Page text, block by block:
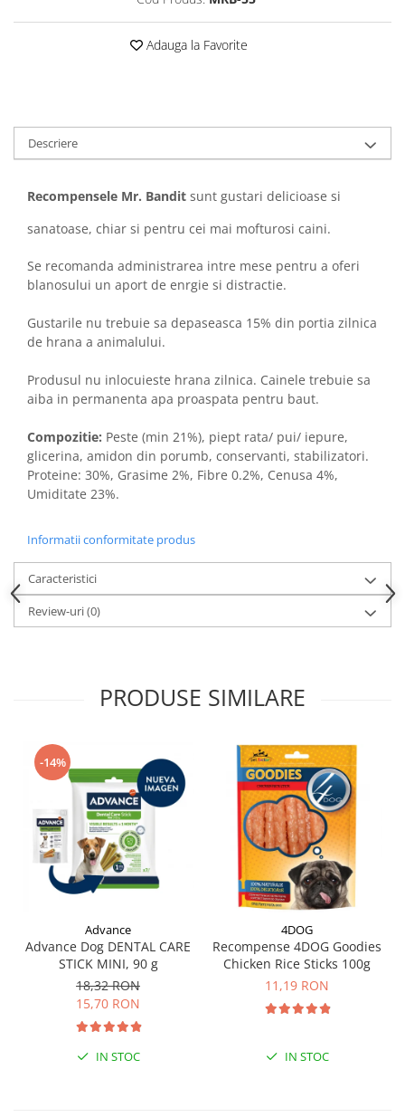
Sampoane si Balsamuri
Servetele Umede
Covorase absorbante
Perii si descalcitoare caini
Custi transport - Pisici
Adauga la Favorite
Descriere
Recompensele Mr. Bandit sunt gustari delicioase si
sanatoase, chiar si pentru cei mai mofturosi caini.
Se recomanda administrarea intre mese pentru a oferi
blanosului un aport de enrgie si distractie.
Gustarile nu trebuie sa depaseasca 15% din portia zilnica
de hrana a animalului.
Produsul nu inlocuieste hrana zilnica. Cainele trebuie sa
aiba in permanenta apa proaspata pentru baut.
Compozitie: Peste (min 21%), piept rata/ pui/ iepure,
glicerina, amidon din porumb, conservanti, stabilizatori.
Proteine: 30%, Grasime 2%, Fibre 0.2%, Cenusa 4%,
Umiditate 23%.
Informatii conformitate produs
Caracteristici
Review-uri(0)
PRODUSE SIMILARE
-14%
Advance
Advance Dog DENTAL CARE
STICK MINI, 90 g
18,32 RON
15,70 RON
IN STOC
4DOG
Recompense 4DOG Goodies
Chicken Rice Sticks 100g
11,19 RON
IN STOC